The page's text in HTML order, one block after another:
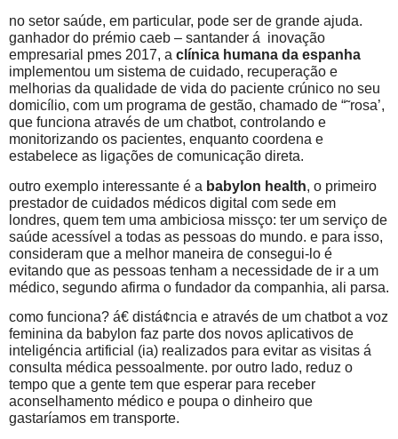
no setor saúde, em particular, pode ser de grande ajuda.
ganhador do prémio caeb – santander á inovação
empresarial pmes 2017, a clínica humana da espanha
implementou um sistema de cuidado, recuperação e
melhorias da qualidade de vida do paciente crúnico no seu
domicílio, com um programa de gestão, chamado de “˜rosa’,
que funciona através de um chatbot, controlando e
monitorizando os pacientes, enquanto coordena e
estabelece as ligações de comunicação direta.
outro exemplo interessante é a babylon health, o primeiro
prestador de cuidados médicos digital com sede em
londres, quem tem uma ambiciosa missço: ter um serviço de
saúde acessível a todas as pessoas do mundo. e para isso,
consideram que a melhor maneira de consegui-lo é
evitando que as pessoas tenham a necessidade de ir a um
médico, segundo afirma o fundador da companhia, ali parsa.
como funciona? á€ distá¢ncia e através de um chatbot a voz
feminina da babylon faz parte dos novos aplicativos de
inteligéncia artificial (ia) realizados para evitar as visitas á
consulta médica pessoalmente. por outro lado, reduz o
tempo que a gente tem que esperar para receber
aconselhamento médico e poupa o dinheiro que
gastaríamos em transporte.